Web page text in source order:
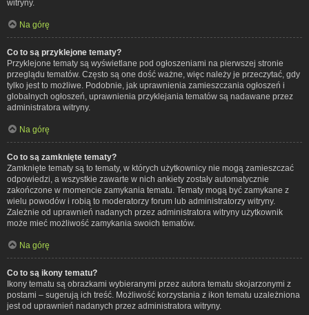
witryny.
Na górę
Co to są przyklejone tematy?
Przyklejone tematy są wyświetlane pod ogłoszeniami na pierwszej stronie
przeglądu tematów. Często są one dość ważne, więc należy je przeczytać, gdy
tylko jest to możliwe. Podobnie, jak uprawnienia zamieszczania ogłoszeń i
globalnych ogłoszeń, uprawnienia przyklejania tematów są nadawane przez
administratora witryny.
Na górę
Co to są zamknięte tematy?
Zamknięte tematy są to tematy, w których użytkownicy nie mogą zamieszczać
odpowiedzi, a wszystkie zawarte w nich ankiety zostały automatycznie
zakończone w momencie zamykania tematu. Tematy mogą być zamykane z
wielu powodów i robią to moderatorzy forum lub administratorzy witryny.
Zależnie od uprawnień nadanych przez administratora witryny użytkownik
może mieć możliwość zamykania swoich tematów.
Na górę
Co to są ikony tematu?
Ikony tematu są obrazkami wybieranymi przez autora tematu skojarzonymi z
postami – sugerują ich treść. Możliwość korzystania z ikon tematu uzależniona
jest od uprawnień nadanych przez administratora witryny.